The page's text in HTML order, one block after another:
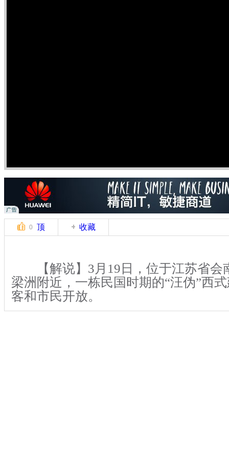
0 顶 收藏
【解说】3月19日，位于江苏省会
梁洲附近，一栋民国时期的“汪伪”西
客和市民开放。